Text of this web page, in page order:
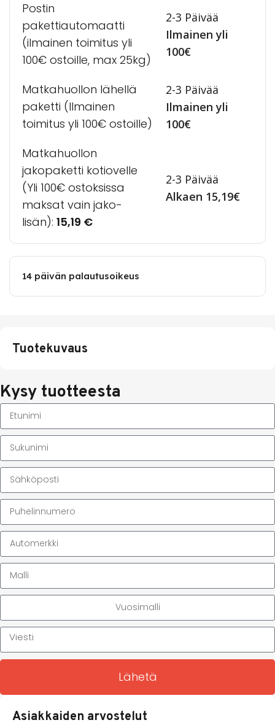
Postin
pakettiautomaatti
(ilmainen toimitus yli
100€ ostoille, max 25kg)
2-3 Päivää
Ilmainen yli
100€
Matkahuollon lähellä
paketti (Ilmainen
toimitus yli 100€ ostoille)
2-3 Päivää
Ilmainen yli
100€
Matkahuollon
jakopaketti kotiovelle
(Yli 100€ ostoksissa
maksat vain jako-
lisän): 15,19 €
2-3 Päivää
Alkaen 15,19€
14 päivän palautusoikeus
Tuotekuvaus
Kysy tuotteesta
Lähetä
Asiakkaiden arvostelut